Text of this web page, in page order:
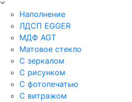
Наполнение
ЛДСП EGGER
МДФ AGT
Матовое стекло
С зеркалом
С рисунком
С фотопечатью
С витражом